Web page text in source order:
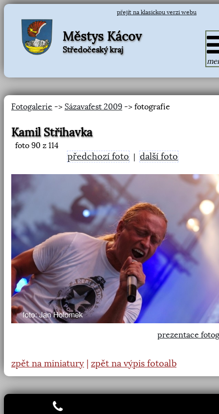
přejít na klasickou verzi webu
Městys Kácov
Středočeský kraj
Fotogalerie -> Sázavafest 2009 -> fotografie
Kamil Střihavka
foto 90 z 114
předchozí foto |další foto
prezentace
zpět na miniatury zpět na výpis fotoalb